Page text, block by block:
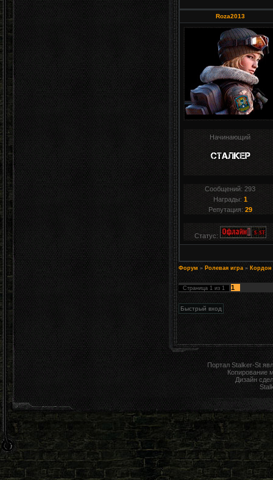
Roza2013
Начинающий
Сообщений:293
Награды: 1
Репутация: 29
Статус:
Форум » Ролевая игра » Кордон
Страница 1 из 1 1
Портал Stalker-St
Копирование
Дизайн